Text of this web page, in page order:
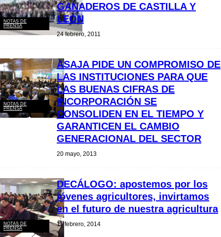
NOTAS DE
PRENSA
GANADEROS DE CASTILLA Y
LEÓN
24 febrero, 2011
NOTAS DE
PRENSA
ASAJA PIDE UN COMPROMISO DE
LAS INSTITUCIONES PARA QUE
LAS BUENAS CIFRAS DE
INCORPORACIÓN SE
CONSOLIDEN EN EL TIEMPO Y
GARANTICEN EL CAMBIO
GENERACIONAL DEL SECTOR
20 mayo, 2013
NOTAS DE
PRENSA
DECÁLOGO: apostemos por los
jóvenes agricultores, invirtamos
en el futuro de nuestra agricultura
11 febrero, 2014